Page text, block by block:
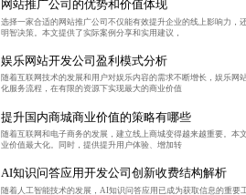
网站推广公司的优势和价值体现
选择一家合适的网站推广公司不仅能有效提升企业的线上影响力
明智决策。本文提供了实际案例分享和实用建议，
娱乐网站开发公司盈利模式分析
随着互联网技术的发展和用户对娱乐内容的需求不断增长，娱乐
化服务流程，在有限的资源下实现最大的商业价值
提升国内商城商业价值的策略有哪些
随着互联网和电子商务的发展，建立线上商城变得越来越重要。
业价值最大化。同时，提供提升用户体验、增加转
AI知识问答应用开发公司创新收费结构解析
随着人工智能技术的发展，AI知识问答应用已成为获取信息的重